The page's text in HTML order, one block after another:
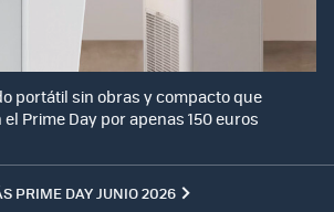
portátil sin obras y compacto que
Prime Day por apenas 150 euros
PRIME DAY JUNIO 2026